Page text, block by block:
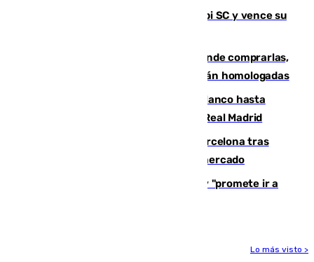
El Málaga es muy superior al Al-Arabi SC y vence su
Gafas para el eclipse solar 2026: dónde comprarlas,
dónde conseguirlas y cómo saber si están homologadas
Vinícius Júnior seguirá vestido de blanco hasta
2032 tras cerrar su renovación con el Real Madrid
Rodrigo negocia su fichaje por el Barcelona tras
romper con el Madrid y revoluciona el mercado
El Rey traslada a Vivas su respaldo y "promete ir a
Lo más visto >